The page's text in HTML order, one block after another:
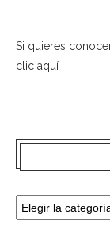
Si quieres
clic aquí